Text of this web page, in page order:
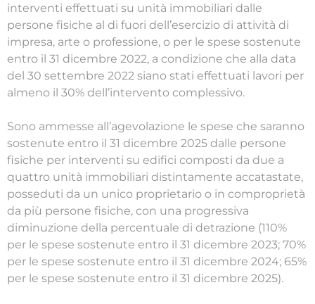
interventi effettuati su unità immobiliari dalle
persone fisiche al di fuori dell’esercizio di attività di
impresa, arte o professione, o per le spese sostenute
entro il 31 dicembre 2022, a condizione che alla data
del 30 settembre 2022 siano stati effettuati lavori per
almeno il 30% dell’intervento complessivo.
Sono ammesse all’agevolazione le spese che saranno
sostenute entro il 31 dicembre 2025 dalle persone
fisiche per interventi su edifici composti da due a
quattro unità immobiliari distintamente accatastate,
posseduti da un unico proprietario o in comproprietà
da più persone fisiche, con una progressiva
diminuzione della percentuale di detrazione (110%
per le spese sostenute entro il 31 dicembre 2023; 70%
per le spese sostenute entro il 31 dicembre 2024; 65%
per le spese sostenute entro il 31 dicembre 2025).